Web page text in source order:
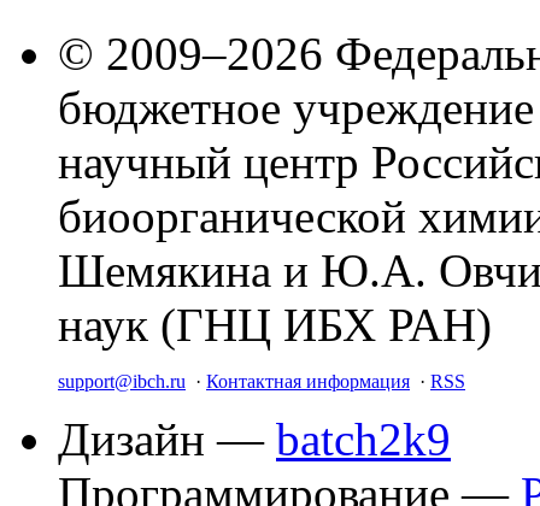
© 2009–2026
бюджетное
научный центр
биоорганической
Шемякина и Ю.А.
наук (ГНЦ ИБХ РАН)
support@ibch.ru · Контактная информация · RSS
Дизайн — batch2k9
Программирование —